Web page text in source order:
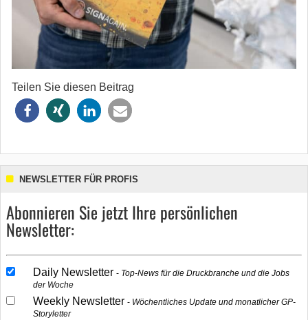
Teilen Sie diesen Beitrag
NEWSLETTER FÜR PROFIS
Abonnieren Sie jetzt Ihre persönlichen
Newsletter:
Daily Newsletter
Top-News für die Druckbranche und die Jobs
der Woche
Weekly Newsletter
Wöchentliches Update und monatlicher GP-
Storyletter